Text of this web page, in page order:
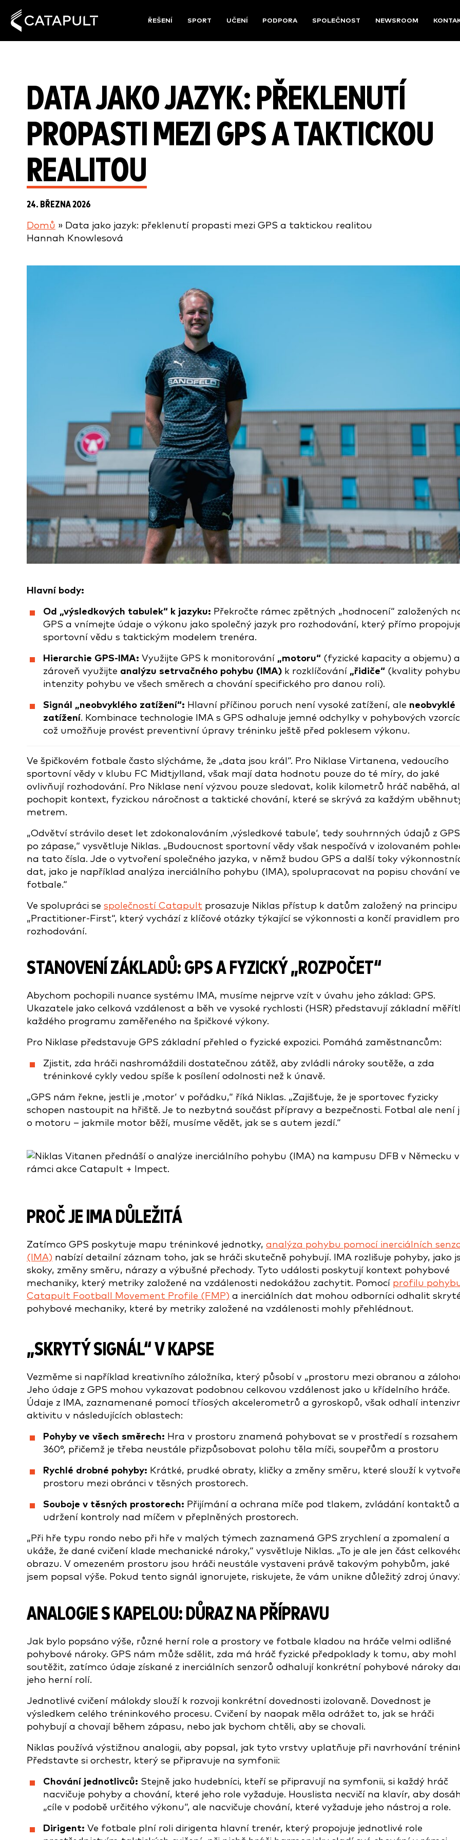
ŘEŠENÍ SPORT UČENÍ PODPORA SPOLEČNOST NEWSROOM
DATA JAKO JAZYK: PŘEKLENUTÍ
PROPASTI MEZI GPS A TAKTICKOU
REALITOU
24. BŘEZNA 2026
Domů » Data jako jazyk: překlenutí propasti mezi GPS a taktickou realitou
Hannah Knowlesová
Hlavní body:
Od „výsledkových tabulek“ k jazyku: Překročte rámec zpětných „hodnocení“ založených
GPS a vnímejte údaje o výkonu jako společný jazyk pro rozhodování, který přímo
sportovní vědu s taktickým modelem trenéra.
Hierarchie GPS-IMA: Využijte GPS k monitorování „motoru“ (fyzické kapacity a objemu) a
zároveň využijte analýzu setrvačného pohybu (IMA) k rozklíčování „řidiče“ (kvality
intenzity pohybu ve všech směrech a chování specifického pro danou roli).
Signál „neobvyklého zatížení“: Hlavní příčinou poruch není vysoké zatížení, ale neobvyklé
zatížení. Kombinace technologie IMA s GPS odhaluje jemné odchylky v pohybových
což umožňuje provést preventivní úpravy tréninku ještě před poklesem výkonu.
Ve špičkovém fotbale často slýcháme, že „data jsou král“. Pro Niklase Virtanena, vedoucího
sportovní vědy v klubu FC Midtjylland, však mají data hodnotu pouze do té míry, do jaké
ovlivňují rozhodování. Pro Niklase není výzvou pouze sledovat, kolik kilometrů hráč naběhá,
pochopit kontext, fyzickou náročnost a taktické chování, které se skrývá za každým
metrem.
„Odvětví strávilo deset let zdokonalováním ‚výsledkové tabule‘, tedy souhrnných údajů z GPS
po zápase,“ vysvětluje Niklas. „Budoucnost sportovní vědy však nespočívá v izolovaném
na tato čísla. Jde o vytvoření společného jazyka, v němž budou GPS a další toky
dat, jako je například analýza inerciálního pohybu (IMA), spolupracovat na popisu chování ve
fotbale.“
Ve spolupráci se společností Catapult prosazuje Niklas přístup k datům založený na principu
„Practitioner-First“, který vychází z klíčové otázky týkající se výkonnosti a končí pravidlem pro
rozhodování.
STANOVENÍ ZÁKLADŮ: GPS A FYZICKÝ „ROZPOČET“
Abychom pochopili nuance systému IMA, musíme nejprve vzít v úvahu jeho základ: GPS.
Ukazatele jako celková vzdálenost a běh ve vysoké rychlosti (HSR) představují základní
každého programu zaměřeného na špičkové výkony.
Pro Niklase představuje GPS základní přehled o fyzické expozici. Pomáhá zaměstnancům:
Zjistit, zda hráči nashromáždili dostatečnou zátěž, aby zvládli nároky soutěže, a zda
tréninkové cykly vedou spíše k posílení odolnosti než k únavě.
„GPS nám řekne, jestli je ‚motor‘ v pořádku,“ říká Niklas. „Zajišťuje, že je sportovec fyzicky
schopen nastoupit na hřiště. Je to nezbytná součást přípravy a bezpečnosti. Fotbal ale není
o motoru – jakmile motor běží, musíme vědět, jak se s autem jezdí.“
PROČ JE IMA DŮLEŽITÁ
Zatímco GPS poskytuje mapu tréninkové jednotky, analýza pohybu pomocí inerciálních
(IMA) nabízí detailní záznam toho, jak se hráči skutečně pohybují. IMA rozlišuje pohyby, jako
skoky, změny směru, nárazy a výbušné přechody. Tyto události poskytují kontext pohybové
mechaniky, který metriky založené na vzdálenosti nedokážou zachytit. Pomocí profilu
Catapult Football Movement Profile (FMP) a inerciálních dat mohou odborníci odhalit
pohybové mechaniky, které by metriky založené na vzdálenosti mohly přehlédnout.
„SKRYTÝ SIGNÁL“ V KAPSE
Vezměme si například kreativního záložníka, který působí v „prostoru mezi obranou a
Jeho údaje z GPS mohou vykazovat podobnou celkovou vzdálenost jako u křídelního hráče.
Údaje z IMA, zaznamenané pomocí tříosých akcelerometrů a gyroskopů, však odhalí
aktivitu v následujících oblastech:
Pohyby ve všech směrech: Hra v prostoru znamená pohybovat se v prostředí s rozsahem
360°, přičemž je třeba neustále přizpůsobovat polohu těla míči, soupeřům a prostoru
Rychlé drobné pohyby: Krátké, prudké obraty, kličky a změny směru, které slouží k
prostoru mezi obránci v těsných prostorech.
Souboje v těsných prostorech: Přijímání a ochrana míče pod tlakem, zvládání kontaktů a
udržení kontroly nad míčem v přeplněných prostorech.
„Při hře typu rondo nebo při hře v malých týmech zaznamená GPS zrychlení a zpomalení a
ukáže, že dané cvičení klade mechanické nároky,“ vysvětluje Niklas. „To je ale jen část
obrazu. V omezeném prostoru jsou hráči neustále vystaveni právě takovým pohybům, jaké
jsem popsal výše. Pokud tento signál ignorujete, riskujete, že vám unikne důležitý zdroj
ANALOGIE S KAPELOU: DŮRAZ NA PŘÍPRAVU
Jak bylo popsáno výše, různé herní role a prostory ve fotbale kladou na hráče velmi odlišné
pohybové nároky. GPS nám může sdělit, zda má hráč fyzické předpoklady k tomu, aby mohl
soutěžit, zatímco údaje získané z inerciálních senzorů odhalují konkrétní pohybové nároky
jeho herní rolí.
Jednotlivé cvičení málokdy slouží k rozvoji konkrétní dovednosti izolovaně. Dovednost je
výsledkem celého tréninkového procesu. Cvičení by naopak měla odrážet to, jak se hráči
pohybují a chovají během zápasu, nebo jak bychom chtěli, aby se chovali.
Niklas používá výstižnou analogii, aby popsal, jak tyto vrstvy uplatňuje při navrhování
Představte si orchestr, který se připravuje na symfonii:
Chování jednotlivců: Stejně jako hudebníci, kteří se připravují na symfonii, si každý hráč
nacvičuje pohyby a chování, které jeho role vyžaduje. Houslista necvičí na klavír, aby
„cíle v podobě určitého výkonu“, ale nacvičuje chování, které vyžaduje jeho nástroj a role.
Dirigent: Ve fotbale plní roli dirigenta hlavní trenér, který propojuje jednotlivé role